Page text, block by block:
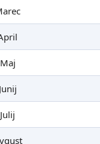
Maj
Junij
Julij